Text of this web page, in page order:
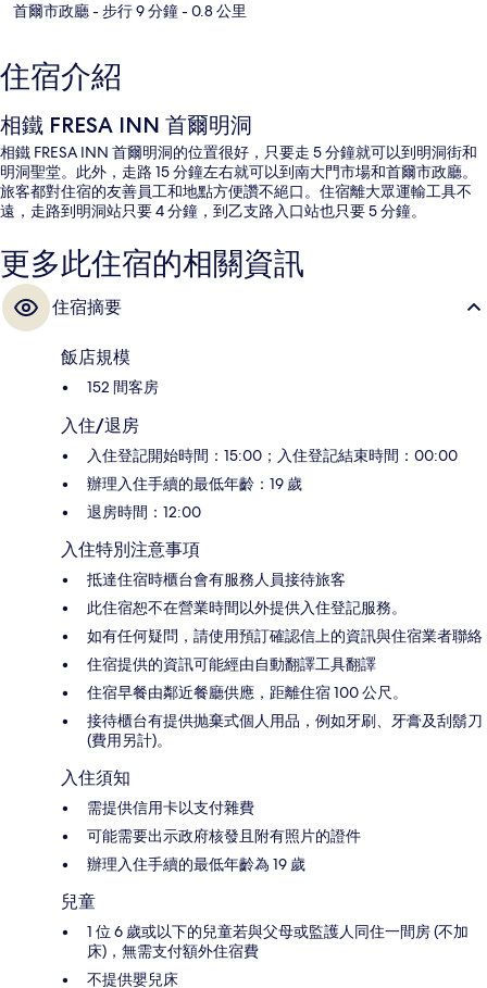
首爾市政廳- 步行 9 分鐘- 0.8 公里
住宿介紹
相鐵 FRESA INN 首爾明洞
相鐵 FRESA INN 首爾明洞的位置很好，只要走 5 分鐘就可以到明洞街和
明洞聖堂。此外，走路 15 分鐘左右就可以到南大門市場和首爾市政廳。
旅客都對住宿的友善員工和地點方便讚不絕口。住宿離大眾運輸工具不
遠，走路到明洞站只要 4 分鐘，到乙支路入口站也只要 5 分鐘。
更多此住宿的相關資訊
住宿摘要
飯店規模
152 間客房
入住/退房
入住登記開始時間：15:00；入住登記結束時間：00:00
辦理入住手續的最低年齡：19 歲
退房時間：12:00
入住特別注意事項
抵達住宿時櫃台會有服務人員接待旅客
此住宿恕不在營業時間以外提供入住登記服務。
如有任何疑問，請使用預訂確認信上的資訊與住宿業者聯絡
住宿提供的資訊可能經由自動翻譯工具翻譯
住宿早餐由鄰近餐廳供應，距離住宿 100 公尺。
接待櫃台有提供抛棄式個人用品，例如牙刷、牙膏及刮鬍刀
(費用另計)。
入住須知
需提供信用卡以支付雜費
可能需要出示政府核發且附有照片的證件
辦理入住手續的最低年齡為 19 歲
兒童
1 位 6 歲或以下的兒童若與父母或監護人同住一間房 (不加
床)，無需支付額外住宿費
不提供嬰兒床